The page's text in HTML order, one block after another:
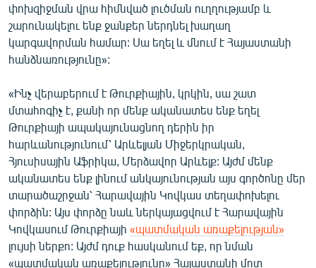
փոխզիջման վրա հիմնված լուծման ուղղությամբ և
շարունակելու ենք ջանքեր ներդնել խաղաղ
կարգավորման համար: Սա եղել և մնում է Հայաստանի
հանձնառությունը»:
«Ինչ վերաբերում է Թուրքիային, կրկին, սա շատ
մտահոգիչ է, քանի որ մենք ականատես ենք եղել
Թուրքիայի ապակայունացնող դերին իր
հարևանությունում՝ Արևելյան Միջերկրական,
Հյուսիսային Աֆրիկա, Մերձավոր Արևելք: Այժմ մենք
ականատես ենք լինում անկայունության այս գործոնը մեր
տարածաշրջան՝ Հարավային Կովկաս տեղափոխելու
փորձին: Այս փորձը նաև ներկայացվում է Հարավային
Կովկասում Թուրքիայի «պատմական առաքելության»
լույսի ներքո: Այժմ դուք հասկանում եք, որ նման
«պատմական առաքելությունը» Հայաստանի մոտ